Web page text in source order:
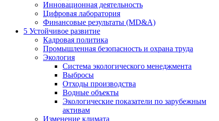
Инновационная деятельность
Цифровая лаборатория
Финансовые результаты (MD&A)
5 Устойчивое развитие
Кадровая политика
Промышленная безопасность и охрана труда
Экология
Система экологического менеджмента
Выбросы
Отходы производства
Водные объекты
Экологические показатели по зарубежным
активам
Изменение климата